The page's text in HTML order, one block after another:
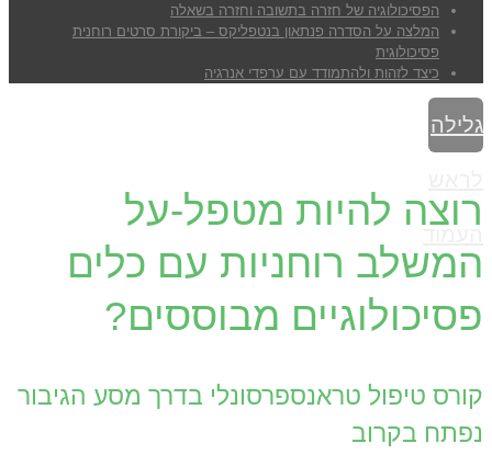
הפסיכולוגיה של חזרה בתשובה וחזרה בשאלה
המלצה על הסדרה פנתאון בנטפליקס – ביקורת סרטים רוחנית
פסיכולוגית
כיצד לזהות ולהתמודד עם ערפדי אנרגיה
גלילה
רוצה להיות מטפל-על
המשלב רוחניות עם כלים
פסיכולוגיים מבוססים?
קורס טיפול טראנספרסונלי בדרך מסע הגיבור
נפתח בקרוב